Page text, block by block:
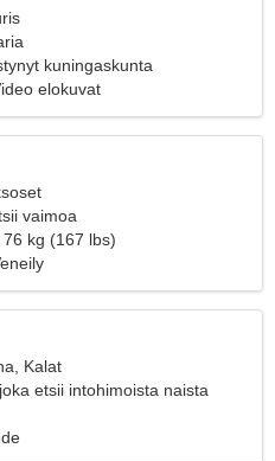
kuningaskunta
elokuvat
vaimoa
kg (167 lbs)
Kalat
etsii intohimoista naista